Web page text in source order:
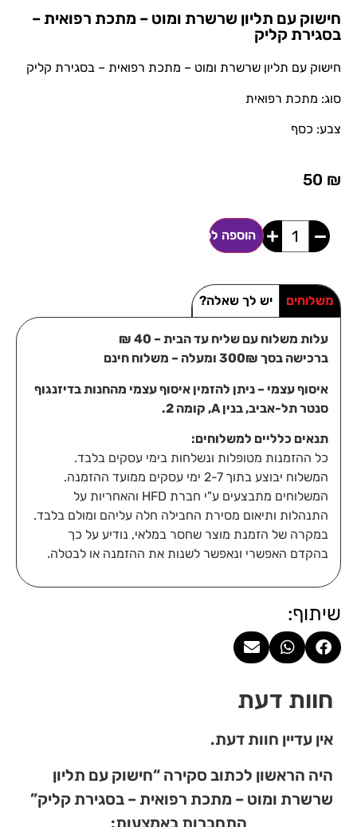
חישוק עם תליון שרשרת ומוט – מתכת רפואית –
בסגירת קליק
חישוק עם תליון שרשרת ומוט – מתכת רפואית – בסגירת קליק
סוג: מתכת רפואית
צבע: כסף
50 ₪
הוספה לסל
משלוחים יש לך שאלה?
עלות משלוח עם שליח עד הבית – 40 ₪
ברכישה בסך 300₪ ומעלה – משלוח חינם
איסוף עצמי – ניתן להזמין איסוף עצמי מהחנות בדיזנגוף
סנטר תל-אביב, בנין A, קומה 2.
תנאים כלליים למשלוחים:
כל ההזמנות מטופלות ונשלחות בימי עסקים בלבד.
המשלוח יבוצע בתוך 2-7 ימי עסקים ממועד ההזמנה.
המשלוחים מתבצעים ע"י חברת HFD והאחריות על
התנהלות ותיאום מסירת החבילה חלה עליהם ומולם בלבד.
במקרה של הזמנת מוצר שחסר במלאי, נודיע על כך
בהקדם האפשרי ונאפשר לשנות את ההזמנה או לבטלה.
שיתוף:
חוות דעת
אין עדיין חוות דעת.
היה הראשון לכתוב סקירה “חישוק עם תליון
שרשרת ומוט – מתכת רפואית – בסגירת קליק”
התחברות באמצעות: